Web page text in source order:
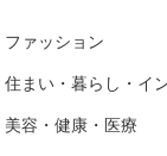
ファッション
住まい・暮らし・イ
美容・健康・医療